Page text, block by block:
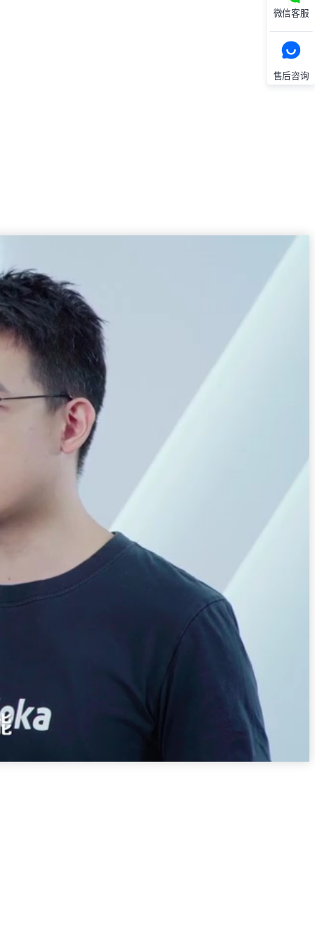
微信客服
售后咨询